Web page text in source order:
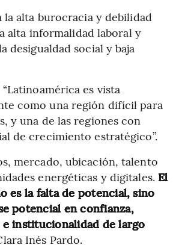
la alta burocracia y debilidad
alta informalidad laboral y
desigualdad social y baja
es vista
como una región difícil para
y una de las regiones con
de crecimiento estratégico”.
mercado, ubicación, talento
energéticas y digitales. El
es la falta de potencial, sino
potencial en confianza,
institucionalidad de largo
Inés Pardo.